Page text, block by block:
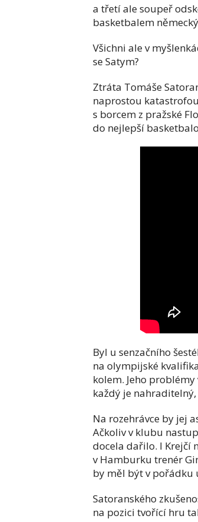
a třetí ale soupeř
basketbalem
Všichni ale v
se Satym?
Ztráta Tomáše
naprostou
s borcem z pražské
do nejlepší
Byl u senzačního
na olympijské
kolem. Jeho
každý je
Na rozehrávce by jej
Ačkoliv v klubu
docela dařilo. I Krejčí
v Hamburku trenér
by měl být v pořádku
Satoranského
na pozici tvořící hru